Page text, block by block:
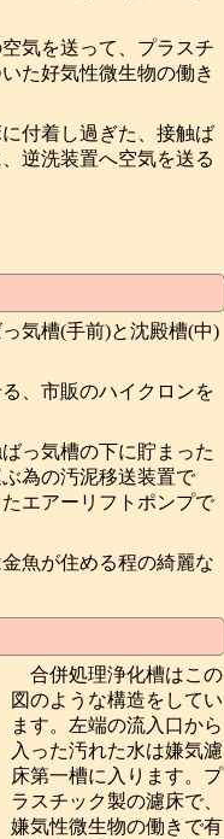
気を送って、プラスチ
た好気性微生物の働き
付着し過ぎた、接触ば
逆洗装置へ空気を送る
気槽(手前)と沈殿槽(中)
、市販のハイクロンを
っ気槽の下に貯まった
為の汚泥移送装置で
エアーリフトポンプで
魚が住める程の綺麗な
合併処理浄化槽はこの
図のような構造をしてい
ます。左端の流入口から
入った汚れた水は嫌気濾
床第一槽に入ります。プ
ラスチック製の濾床で、
嫌気性微生物の働きで有